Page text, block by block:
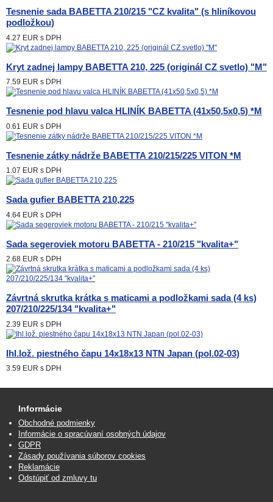
Tesnenie sada BABETTA 210/215 "CZ kvalita" (s hliníkovou
podložkou)
4.27 EUR s DPH
Kryt zadnej lampy BABETTA 210, 225 (originál CZ svetlo) "M"
7.59 EUR s DPH
Tesnenie pod hlavu valca HLINÍK BABETTA (41x50,5x0,5) *M
0.61 EUR s DPH
Tesnenie zátky nádrže BABETTA 210/215/225 VITON *M
1.07 EUR s DPH
Sada gufier BABETTA 210,225
4.64 EUR s DPH
Sada segeroviek motoru BABETTA - 210/215 "kvalita+"
2.68 EUR s DPH
Závrtná skrutka krátka s maticami a podložkami sada (4 ks)
207/210/225/134 "kvalita+"
2.39 EUR s DPH
Ihl.lož. piestného čapu 14x18x13 NTN Japan (pol.02-03)
3.59 EUR s DPH
Informácie
Obchodné podmienky
Informácie o spracúvaní osobných údajov
GDPR
Zásady používania súborov cookies
Reklamácie
Odstúpiť od zmluvy tu